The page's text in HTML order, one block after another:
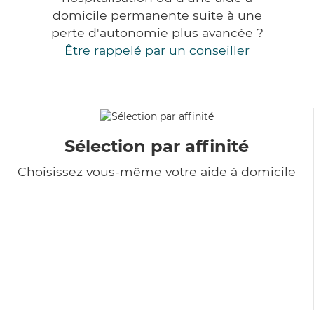
domicile permanente suite à une
perte d'autonomie plus avancée ?
Être rappelé par un conseiller
Sélection par affinité
Choisissez vous-même votre aide à domicile